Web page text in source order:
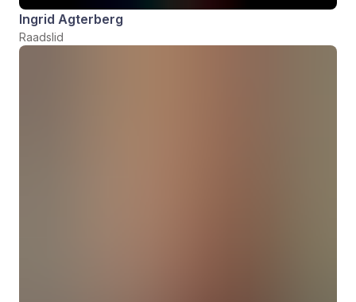
Ingrid Agterberg
Raadslid